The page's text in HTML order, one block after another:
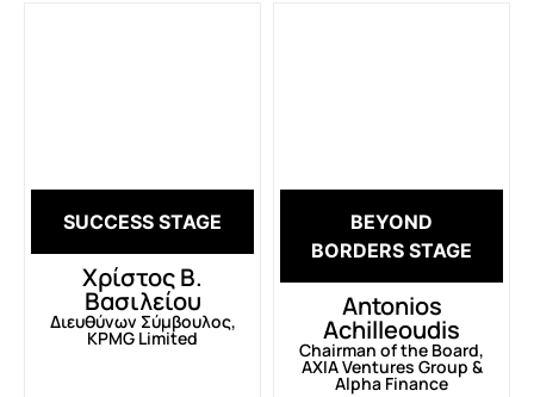
SUCCESS STAGE
Χρίστος Β.
Βασιλείου
Διευθύνων Σύμβουλος,
KPMG Limited
BEYOND
BORDERS STAGE
Antonios
Achilleoudis
Chairman of the Board,
AXIA Ventures Group &
Alpha Finance